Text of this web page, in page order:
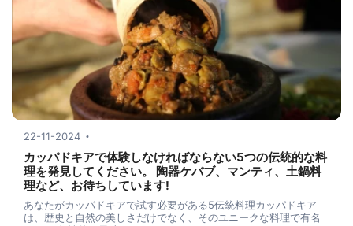
22-11-2024
カッパドキアで体験しなければならない5つの伝統的な料
理を発見してください。 陶器ケバブ、マンティ、土鍋料
理など、お待ちしています!
あなたがカッパドキアで試す必要がある5伝統料理カッパドキア
は、歴史と自然の美しさだけでなく、そのユニークな料理で有名